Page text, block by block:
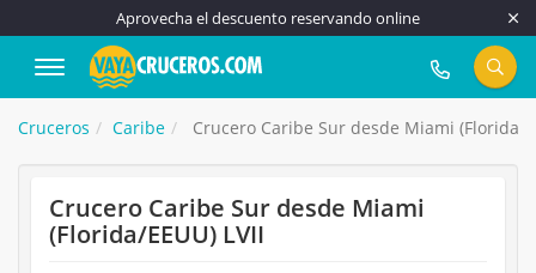
Aprovecha el descuento reservando online
917 815 555
Cruceros Caribe Crucero Caribe Sur desde Miami (Florida/
Crucero Caribe Sur desde Miami
(Florida/EEUU) LVII